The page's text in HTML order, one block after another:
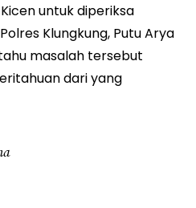
untuk diperiksa
Klungkung, Putu Arya
masalah tersebut
dari yang